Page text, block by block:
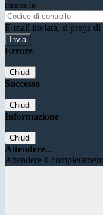
tramite la
E-mail inviata, si prega
Errore
Chiudi
Successo
Chiudi
Informazione
Chiudi
Attendere...
Attendere il